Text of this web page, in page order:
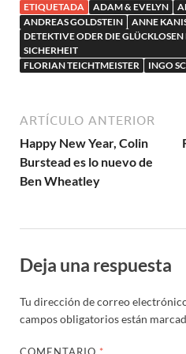
ETIQUETADA ADAM & EVELYN
ANDREAS GOLDSTEIN
ANNE
DETEKTIVE ODER DIE
SICHERHEIT
FLORIAN TEICHTMEISTER
INGO
ARTÍCULO ANTERIOR
Happy New Year, Colin
Burstead es lo nuevo de
Ben Wheatley
Deja una respuesta
Tu dirección de correo
campos obligatorios están
COMENTARIO *